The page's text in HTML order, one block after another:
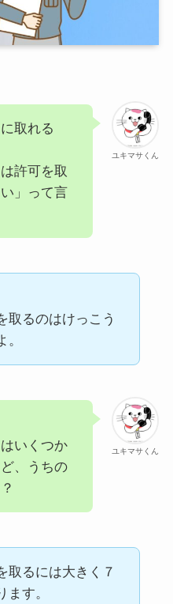
ユキマサくん
取れる
許可を取
」って言
取るのはけっこう
ユキマサくん
いくつか
、うちの
取るには大きく７
ます。